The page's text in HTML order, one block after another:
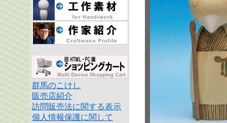
群馬のこけし
販売店紹介
訪問販売法に関する表示
個人情報保護に関して